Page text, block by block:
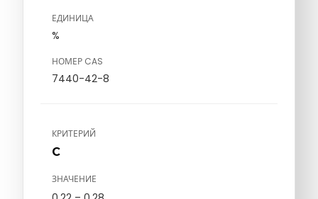
ЕДИНИЦА
%
НОМЕР CAS
7440-42-8
КРИТЕРИЙ
C
ЗНАЧЕНИЕ